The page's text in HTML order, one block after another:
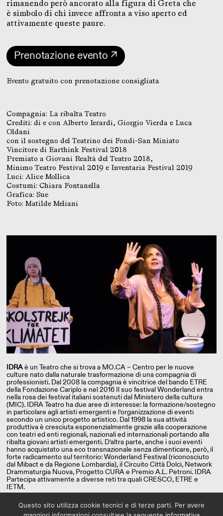
rimanendo però ancorato alla figura di Greta che
è simbolo di chi invece affronta a viso aperto ed
attivamente queste paure.
Prenotazione evento ↗
Evento gratuito con prenotazione consigliata
Compagnia: La ribalta Teatro
Crediti: di e con Alberto Ierardi, Giorgio Vierda e Luca
Oldani
con il sostegno del Teatrino dei Fondi-San Miniato
Vincitore di Earthink Festival 2018
Premiato a Giovani Realtà del Teatro 2018,
Minimo Teatro Festival 2019 e Inventaria Festival 2019
Luci: Alice Mollica
Costumi: Chiara Fontanella
Grafica: Sue
Foto: Matilde Meliani
IDRAè un Teatro che si trova a MO.CA – Centro per le nuove
culture nato dalla naturale trasformazione di una compagnia di
professionisti. Dal 2008 la compagnia è vincitrice del bando ETRE
della Fondazione Cariplo e nel 2016 Il suo festival Wonderland entra
nella rosa dei festival italiani sostenuti dal Ministero della cultura
(MIC). IDRA Teatro ha due aree di interesse: la formazione/sostegno
in particolare agli artisti emergenti e l’organizzazione di eventi
secondo un unico progetto artistico. Dal 1998 la sua attività
produttiva è cresciuta esponenzialmente grazie alla cooperazione
con teatri ed enti regionali, nazionali ed internazionali portando alla
ribalta giovani artisti emergenti. D’altra parte, anche i suoi eventi
hanno acquistato una eco transnazionale senza dimenticare, però, il
forte radicamento sul territorio: Wonderland Festival (riconosciuto
dal Mibact e da Regione Lombardia), il Circuito Città Dolci, Network
Drammaturgia Nuova, Progetto CURA e Premio A.L. Petroni. IDRA
Partecipa attivamente a diverse reti tra quali CRESCO, ETRE e
IETM.
Questo sito utilizza cookie tecnici e di terze parti. Per avere